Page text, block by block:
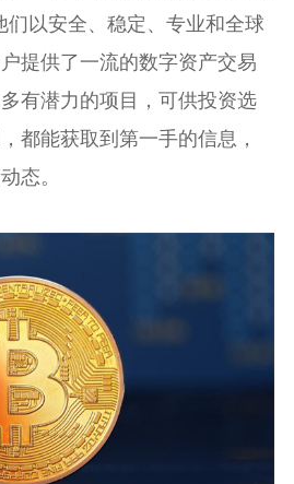
以安全、稳定、专业和全球
提供了一流的数字资产交易
有潜力的项目，可供投资选
都能获取到第一手的信息，
态。